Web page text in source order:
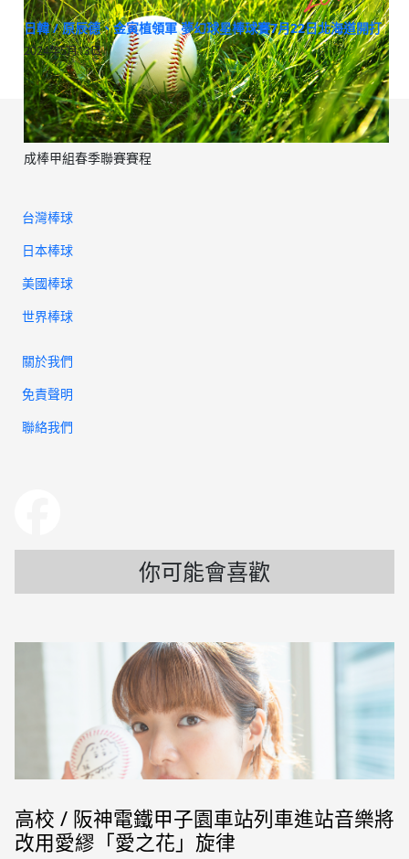
成棒甲組春季聯賽賽程
日韓 / 原辰德、金寅植領軍 夢幻球星棒球賽7月22日北海道開打
2024年5月13日
台灣棒球
日本棒球
美國棒球
世界棒球
關於我們
免責聲明
聯絡我們
你可能會喜歡
高校 / 阪神電鐵甲子園車站列車進站音樂將
改用愛繆「愛之花」旋律